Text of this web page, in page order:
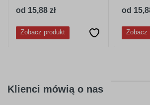
od 15,88 zł
Zobacz produkt
od
Zobacz
Klienci mówią o nas